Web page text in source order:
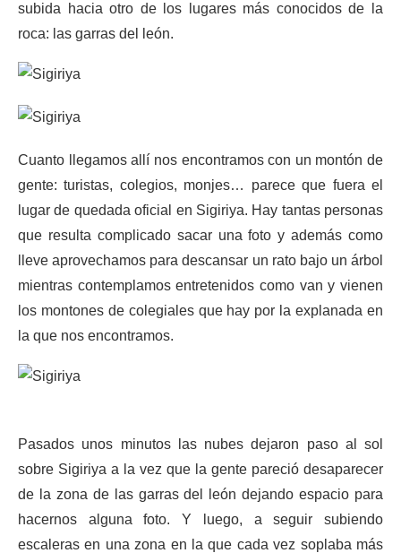
subida hacia otro de los lugares más conocidos de la
roca: las garras del león.
Cuanto llegamos allí nos encontramos con un montón de
gente: turistas, colegios, monjes… parece que fuera el
lugar de quedada oficial en Sigiriya. Hay tantas personas
que resulta complicado sacar una foto y además como
lleve aprovechamos para descansar un rato bajo un árbol
mientras contemplamos entretenidos como van y vienen
los montones de colegiales que hay por la explanada en
la que nos encontramos.
Pasados unos minutos las nubes dejaron paso al sol
sobre Sigiriya a la vez que la gente pareció desaparecer
de la zona de las garras del león dejando espacio para
hacernos alguna foto. Y luego, a seguir subiendo
escaleras en una zona en la que cada vez soplaba más